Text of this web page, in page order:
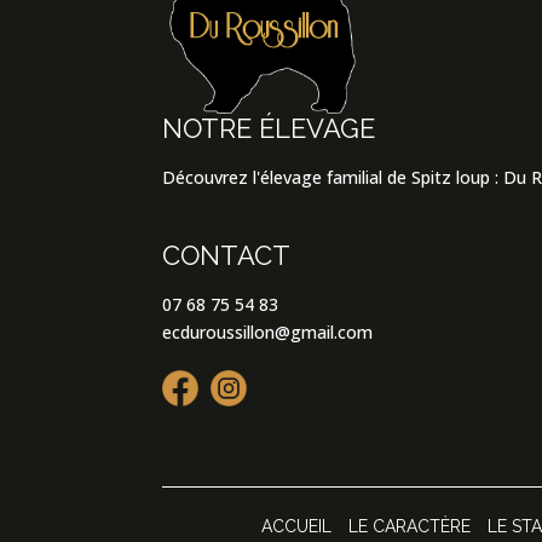
NOTRE ÉLEVAGE
Découvrez l'élevage familial de Spitz loup : Du
CONTACT
07 68 75 54 83
ecduroussillon@gmail.com
ACCUEIL LE CARACTÈRE LE